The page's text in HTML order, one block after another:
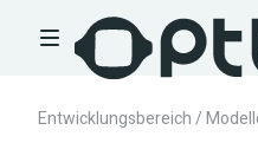
Entwicklungsbereich/